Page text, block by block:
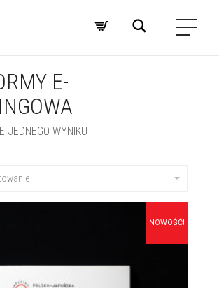
E-
JEDNEGO WYNIKU
NOWOŚĆ!